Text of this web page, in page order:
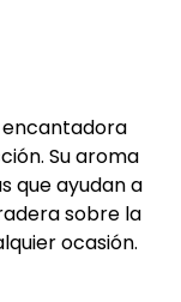
Su aroma
que ayudan a
sobre la
ocasión.